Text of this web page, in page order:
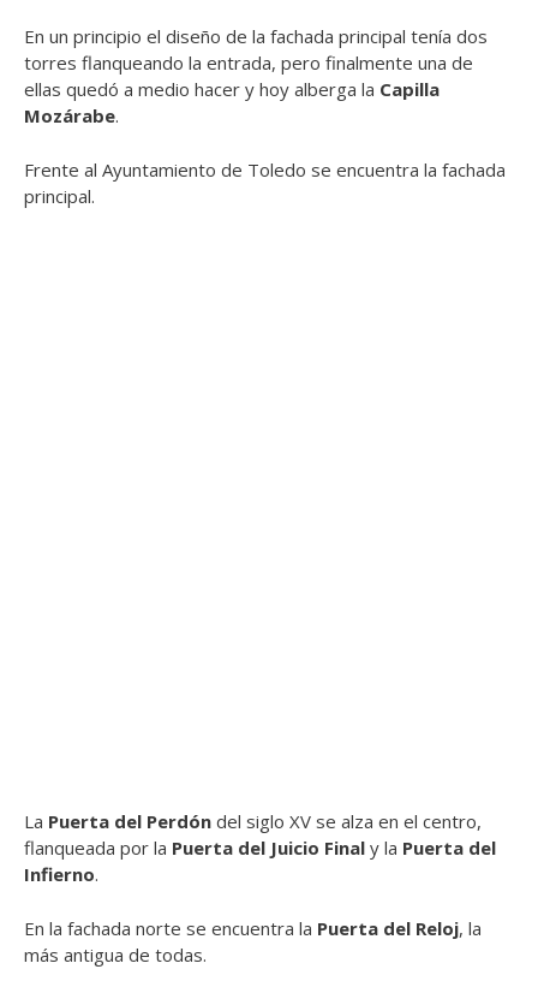
En un principio el diseño de la fachada principal tenía dos
torres flanqueando la entrada, pero finalmente una de
ellas quedó a medio hacer y hoy alberga la Capilla
Mozárabe.
Frente al Ayuntamiento de Toledo se encuentra la fachada
principal.
La Puerta del Perdón del siglo XV se alza en el centro,
flanqueada por la Puerta del Juicio Final y la Puerta del
Infierno.
En la fachada norte se encuentra la Puerta del Reloj, la
más antigua de todas.